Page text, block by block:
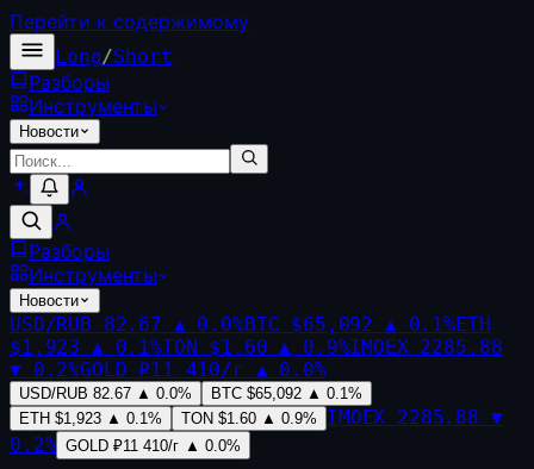
Перейти к содержимому
Long/Short
Разборы
Инструменты
Новости
Разборы
Инструменты
Новости
USD/RUB 82.67 ▲ 0.0%BTC $65,092 ▲ 0.1%ETH
$1,923 ▲ 0.1%TON $1.60 ▲ 0.9%IMOEX 2285.88
▼ 0.2%GOLD ₽11 410/г ▲ 0.0%
USD/RUB 82.67 ▲ 0.0% BTC $65,092 ▲ 0.1%
ETH $1,923 ▲ 0.1% TON $1.60 ▲ 0.9% IMOEX 2285.88 ▼
0.2% GOLD ₽11 410/г ▲ 0.0%